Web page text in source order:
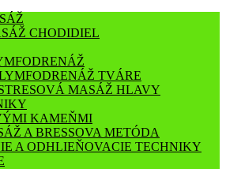
CHODIDIEL
TVÁRE
MASÁŽ HLAVY
KAMEŇMI
A BRESSOVA METÓDA
A ODHLIEŇOVACIE TECHNIKY